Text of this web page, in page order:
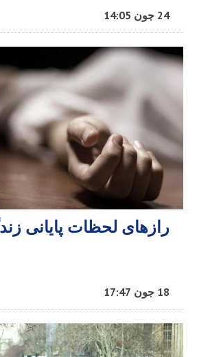
24 جون 14:05
رازهای لحظات پایانی
18 جون 17:47